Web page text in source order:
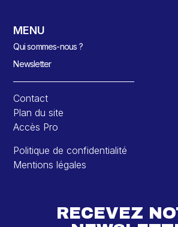
MENU
Qui sommes-nous ?
Newsletter
Contact
Plan du site
Accès Pro
Politique de confidentialité
Mentions légales
RECEVEZ